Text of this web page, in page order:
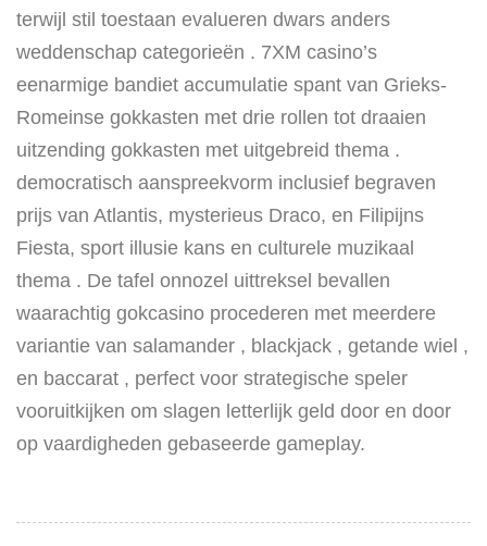
terwijl stil toestaan evalueren dwars anders
weddenschap categorieën . 7XM casino’s
eenarmige bandiet accumulatie spant van Grieks-
Romeinse gokkasten met drie rollen tot draaien
uitzending gokkasten met uitgebreid thema .
democratisch aanspreekvorm inclusief begraven
prijs van Atlantis, mysterieus Draco, en Filipijns
Fiesta, sport illusie kans en culturele muzikaal
thema . De tafel onnozel uittreksel bevallen
waarachtig gokcasino procederen met meerdere
variantie van salamander , blackjack , getande wiel ,
en baccarat , perfect voor strategische speler
vooruitkijken om slagen letterlijk geld door en door
op vaardigheden gebaseerde gameplay.